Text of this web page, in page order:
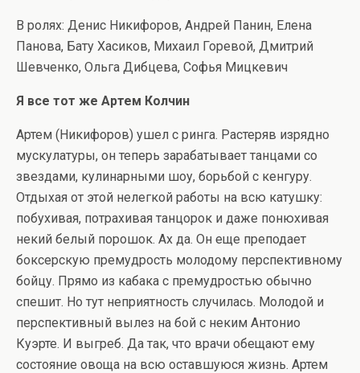
В ролях: Денис Никифоров, Андрей Панин, Елена
Панова, Бату Хасиков, Михаил Горевой, Дмитрий
Шевченко, Ольга Дибцева, Софья Мицкевич
Я все тот же Артем Колчин
Артем (Никифоров) ушел с ринга. Растеряв изрядно
мускулатуры, он теперь зарабатывает танцами со
звездами, кулинарными шоу, борьбой с кенгуру.
Отдыхая от этой нелегкой работы на всю катушку:
побухивая, потрахивая танцорок и даже понюхивая
некий белый порошок. Ах да. Он еще преподает
боксерскую премудрость молодому перспективному
бойцу. Прямо из кабака с премудростью обычно
спешит. Но тут неприятность случилась. Молодой и
перспективный вылез на бой с неким Антонио
Куэрте. И выгреб. Да так, что врачи обещают ему
состояние овоща на всю оставшуюся жизнь. Артем